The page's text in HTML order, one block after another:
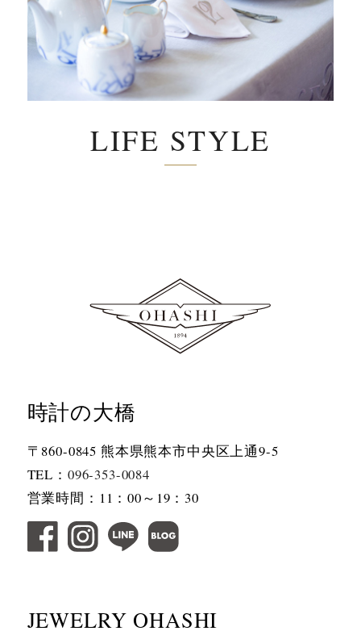
LIFE STYLE
時計の大橋
〒860-0845 熊本県熊本市中央区上通9-5
TEL： 096-353-0084
営業時間：11：00～19：30
JEWELRY OHASHI